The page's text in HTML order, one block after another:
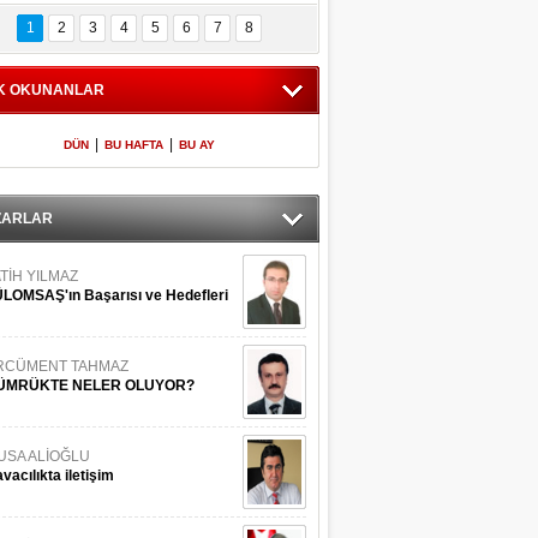
İstanbul
Adaları
600 milletvekilinin
listesi
1 2 3 4 5 6 7 8
OKUNANLAR
DÜN BU HAFTA BU AY
YILMAZ
Başarısı ve Hedefleri
TAHMAZ
NELER OLUYOR?
ALİOĞLU
iletişim